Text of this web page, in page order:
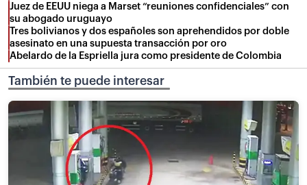
Juez de EEUU niega a Marset “reuniones confidenciales” con
su abogado uruguayo
Tres bolivianos y dos españoles son aprehendidos por doble
asesinato en una supuesta transacción por oro
Abelardo de la Espriella jura como presidente de Colombia
También te puede interesar